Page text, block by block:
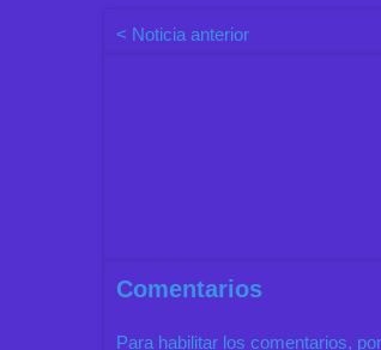
< Noticia anterior
Comentarios
Para habilitar los comentarios,